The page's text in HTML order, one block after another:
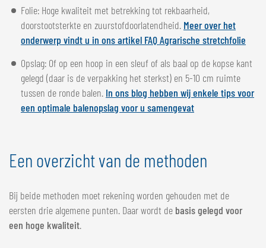
Folie: Hoge kwaliteit met betrekking tot rekbaarheid,
doorstootsterkte en zuurstofdoorlatendheid. Meer over het
onderwerp vindt u in ons artikel FAQ Agrarische stretchfolie
Opslag: Of op een hoop in een sleuf of als baal op de kopse kant
gelegd (daar is de verpakking het sterkst) en 5-10 cm ruimte
tussen de ronde balen. In ons blog hebben wij enkele tips voor
een optimale balenopslag voor u samengevat
Een overzicht van de methoden
Bij beide methoden moet rekening worden gehouden met de
eersten drie algemene punten. Daar wordt de basis gelegd voor
een hoge kwaliteit.